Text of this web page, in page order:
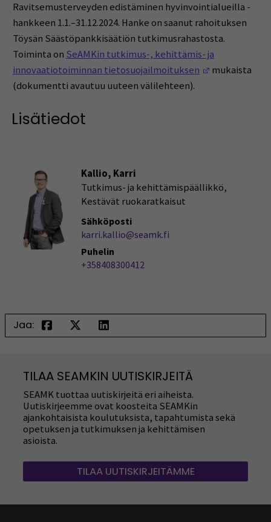
Ravitsemusterveyden edistäminen hyvinvointialueilla -
hankkeen 1.1.–31.12.2024. Hanke on saanut rahoituksen
Töysän Säästöpankkisäätiön tutkimusrahastosta.
Toiminta on SeAMKin tutkimus-, kehittämis- ja
innovaatiotoiminnan tietosuojailmoituksen
(Opens in a
mukaista
(dokumentti avautuu uuteen välilehteen).
Lisätiedot
Kallio, Karri
Tutkimus- ja kehittämispäällikkö,
Kestävät ruokaratkaisut
Sähköposti
karri.kallio@seamk.fi
Puhelin
+358408300412
Jaa:
TILAA SEAMKIN UUTISKIRJEITÄ
SEAMK tuottaa uutiskirjeitä eri aiheista.
Uutiskirjeemme ovat koosteita SEAMKin
ajankohtaisista koulutuksista, tapahtumista sekä
opetuksen ja tutkimuksen ja kehittämisen
asioista.
TILAA UUTISKIRJEITÄMME